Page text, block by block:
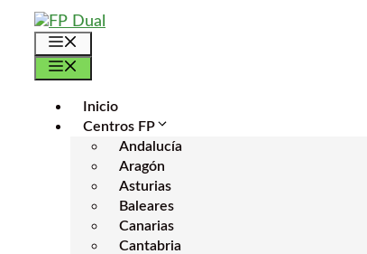
Saltar
contenido
Inicio
Centros FP
Andalucía
Aragón
Asturias
Baleares
Canarias
Cantabria